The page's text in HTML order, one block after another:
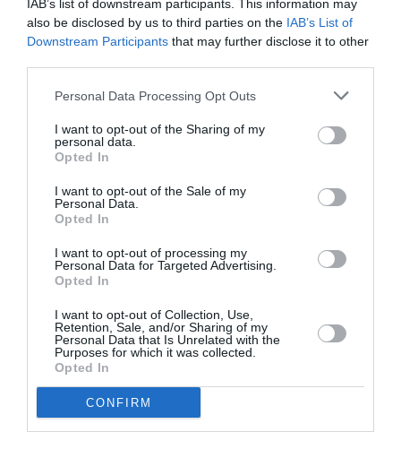
IAB’s list of downstream participants. This information may
also be disclosed by us to third parties on the IAB’s List of
Downstream Participants that may further disclose it to other
Personal Data Processing Opt Outs
I want to opt-out of the Sharing of my
personal data.
Opted In
I want to opt-out of the Sale of my
Personal Data.
Opted In
I want to opt-out of processing my
Personal Data for Targeted Advertising.
Opted In
I want to opt-out of Collection, Use,
Retention, Sale, and/or Sharing of my
Personal Data that Is Unrelated with the
Purposes for which it was collected.
Opted In
CONFIRM
Mania The Abba
Tribute: Μια
μοναδική συναυλία
στο Christmas
Theater
The Magician’s
Farewell: Οι Uriah
Heep στο Floyd